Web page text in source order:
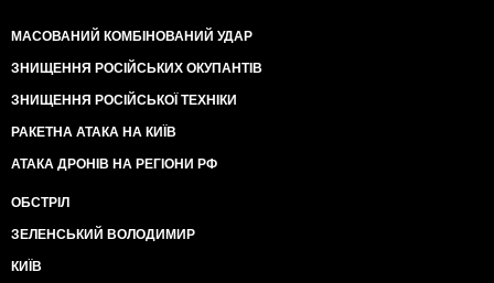
МАСОВАНИЙ КОМБІНОВАНИЙ УДАР
ЗНИЩЕННЯ РОСІЙСЬКИХ ОКУПАНТІВ
ЗНИЩЕННЯ РОСІЙСЬКОЇ ТЕХНІКИ
РАКЕТНА АТАКА НА КИЇВ
АТАКА ДРОНІВ НА РЕГІОНИ РФ
ОБСТРІЛ
ЗЕЛЕНСЬКИЙ ВОЛОДИМИР
КИЇВ